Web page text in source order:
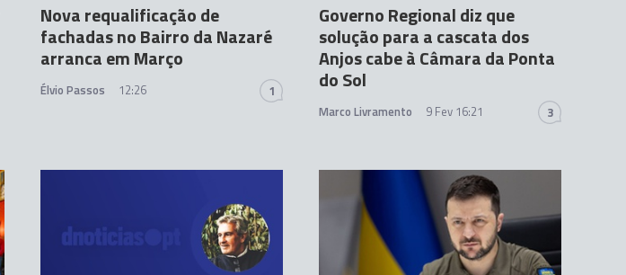
Nova requalificação de
fachadas no Bairro da Nazaré
arranca em Março
Élvio Passos 12:26 1
Governo Regional diz que
solução para a cascata dos
Anjos cabe à Câmara da Ponta
do Sol
Marco Livramento 9 Fev 16:21 3